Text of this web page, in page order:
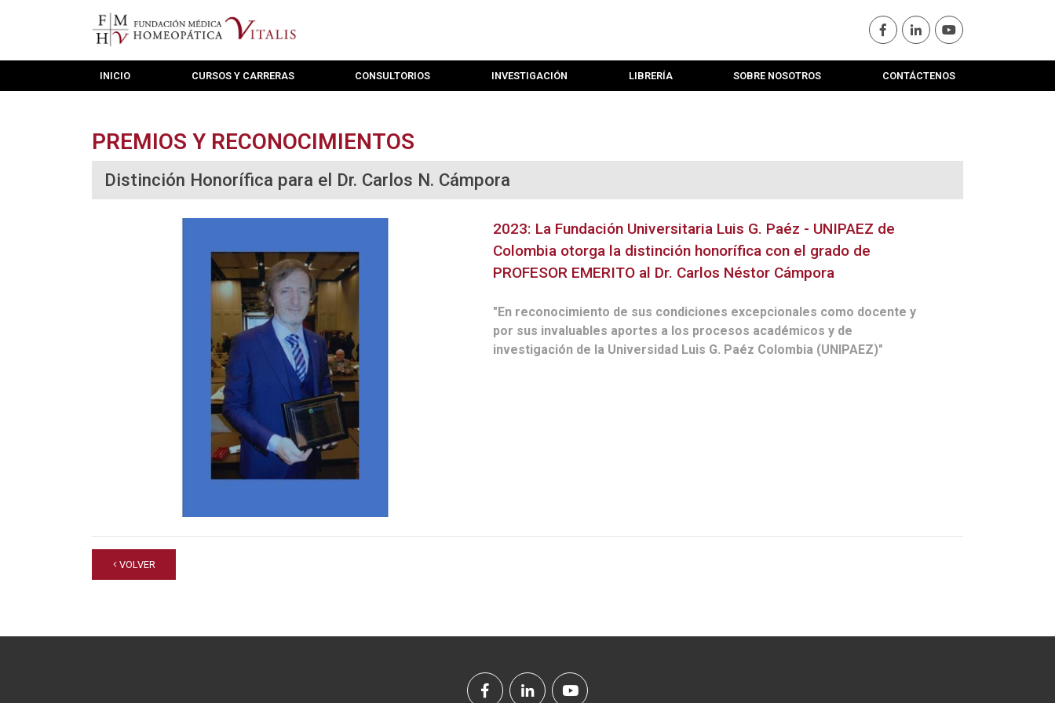
INICIO CURSOS Y CARRERAS CONSULTORIOS INVESTIGACIÓN LIBRERÍA SOBRE NOSOTROS CONTÁCTENOS
PREMIOS Y RECONOCIMIENTOS
Distinción Honorífica para el Dr. Carlos N. Cámpora
2023: La Fundación Universitaria Luis G. Paéz - UNIPAEZ de
Colombia otorga la distinción honorífica con el grado de
PROFESOR EMERITO al Dr. Carlos Néstor Cámpora
"En reconocimiento de sus condiciones excepcionales como docente y
por sus invaluables aportes a los procesos académicos y de
investigación de la Universidad Luis G. Paéz Colombia (UNIPAEZ)"
VOLVER